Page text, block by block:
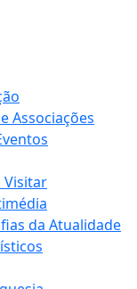
Associações
Visitar
da Atualidade